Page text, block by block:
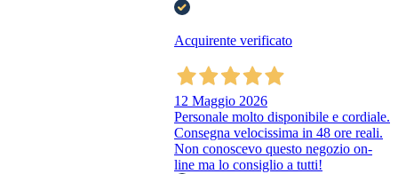
Acquirente verificato
12 Maggio 2026
Personale molto disponibile e cordiale.
Consegna velocissima in 48 ore reali.
Non conoscevo questo negozio on-
line ma lo consiglio a tutti!